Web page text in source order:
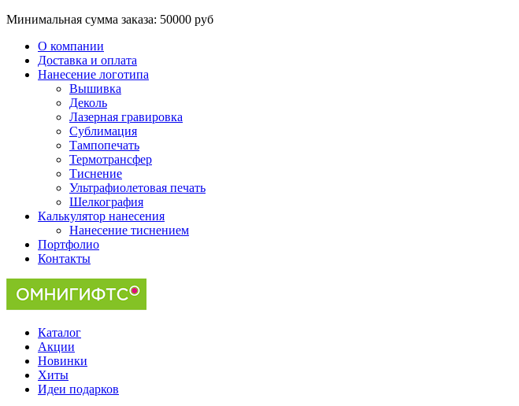
Минимальная сумма заказа: 50000 руб
О компании
Доставка и оплата
Нанесение логотипа
Вышивка
Деколь
Лазерная гравировка
Сублимация
Тампопечать
Термотрансфер
Тиснение
Ультрафиолетовая печать
Шелкография
Калькулятор нанесения
Нанесение тиснением
Портфолио
Контакты
Каталог
Акции
Новинки
Хиты
Идеи подарков